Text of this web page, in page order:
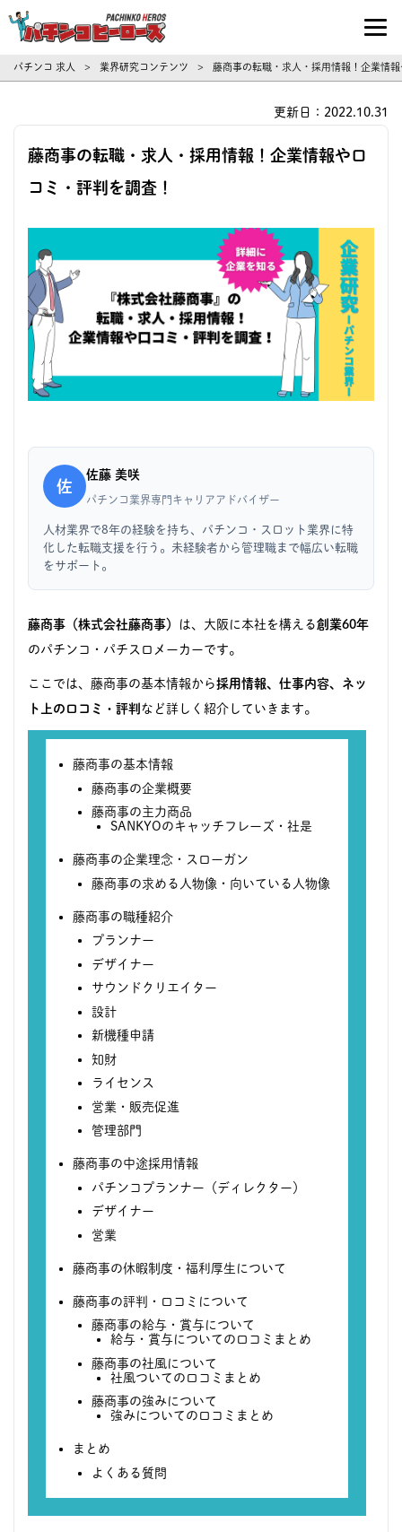
パチンコ求人・転職ならパチンコヒーロ
パチンコ 求人 > 業界研究コンテンツ > 藤商事の転職・求人・採用情報！企業情
更新日：2022.10.31
藤商事の転職・求人・採用情報！企業情報や口
コミ・評判を調査！
佐
佐藤 美咲
パチンコ業界専門キャリアアドバイザー
人材業界で8年の経験を持ち、パチンコ・スロット業界に特
化した転職支援を行う。未経験者から管理職まで幅広い転職
をサポート。
藤商事（株式会社藤商事） は、大阪に本社を構える創業60年
のパチンコ・パチスロメーカーです。
ここでは、藤商事の基本情報から採用情報、仕事内容、ネッ
ト上の口コミ・評判 など詳しく紹介していきます。
藤商事の基本情報
藤商事の企業概要
藤商事の主力商品
SANKYOのキャッチフレーズ・社是
藤商事の企業理念・スローガン
藤商事の求める人物像・向いている人物像
藤商事の職種紹介
プランナー
デザイナー
サウンドクリエイター
設計
新機種申請
知財
ライセンス
営業・販売促進
管理部門
藤商事の中途採用情報
パチンコプランナー（ディレクター）
デザイナー
営業
藤商事の休暇制度・福利厚生について
藤商事の評判・口コミについて
藤商事の給与・賞与について
給与・賞与についての口コミまとめ
藤商事の社風について
社風ついての口コミまとめ
藤商事の強みについて
強みについての口コミまとめ
まとめ
よくある質問